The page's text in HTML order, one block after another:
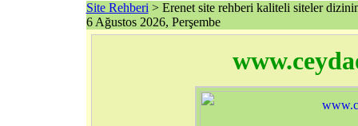
Site Rehberi > Erenet site rehberi kaliteli siteler
6 Ağustos 2026, Perşembe